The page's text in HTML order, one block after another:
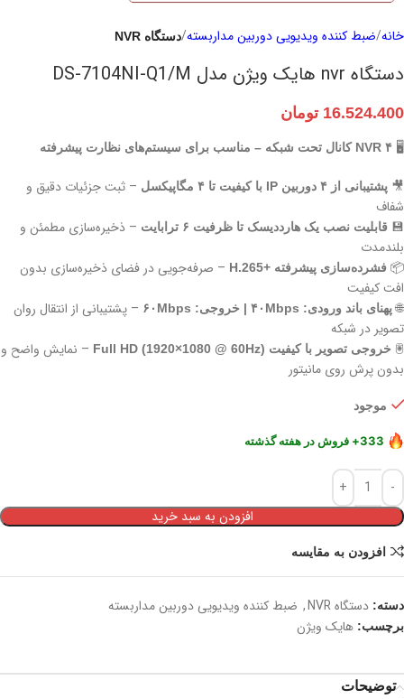
خانه ضبط‌ کننده ویدیویی دوربین مداربسته دستگاه NVR
دستگاه nvr هایک ویژن مدل DS-7104NI-Q1/M
16.524.400 تومان
🖥️ NVR ۴ کانال تحت شبکه – مناسب برای سیستم‌های نظارت پیشرفته
🎥 پشتیبانی از ۴ دوربین IP با کیفیت تا ۴ مگاپیکسل
– ثبت جزئیات دقیق و
شفاف
💾 قابلیت نصب یک هارددیسک تا ظرفیت ۶ ترابایت
– ذخیره‌سازی مطمئن و
بلندمدت
📦 فشرده‌سازی پیشرفته +H.265
– صرفه‌جویی در فضای ذخیره‌سازی بدون
افت کیفیت
🌐پهنای باند ورودی: ۴۰Mbps | خروجی: ۶۰Mbps
– پشتیبانی از انتقال روان
تصویر در شبکه
🖲️ خروجی تصویر با کیفیت Full HD (1920×1080 @ 60Hz)
– نمایش واضح و
بدون پرش روی مانیتور
موجود
در سبد خرید 346+ نفر
9,788+ بازدید در ۲۴ ساعت اخیر
افزودن به سبد خرید
افزودن به مقایسه
دسته: دستگاه NVR , ضبط‌ کننده ویدیویی دوربین مداربسته
برچسب: هایک ویژن
توضیحات